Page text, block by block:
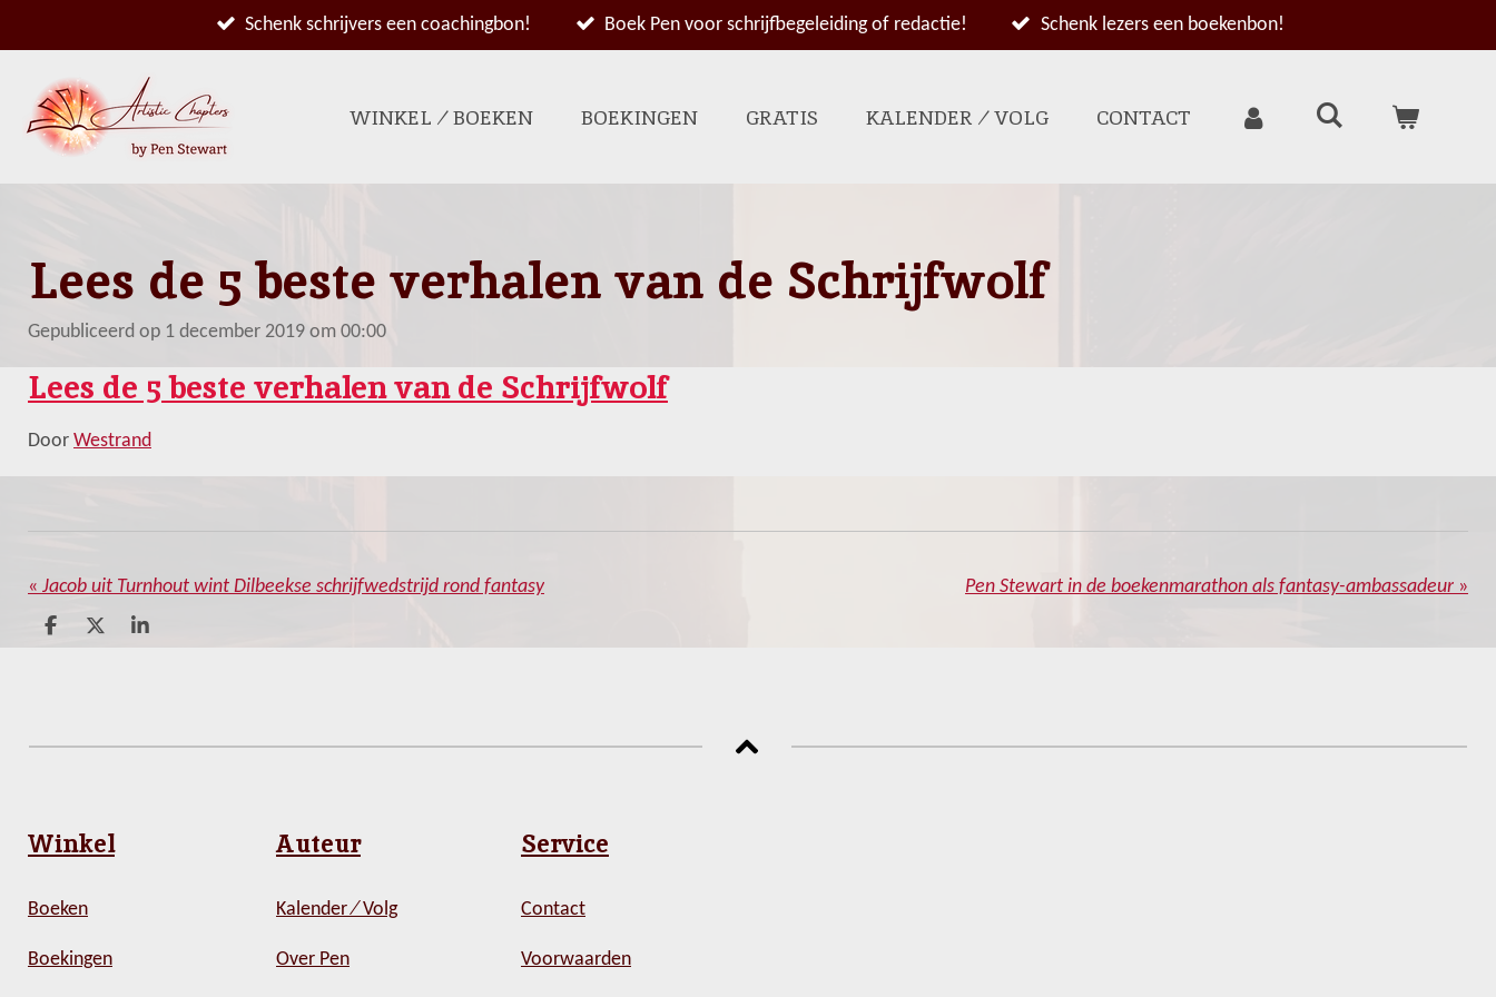
direct
naar
de
hoofdinhoud
Schenk schrijvers een coachingbon! Boek Pen voor schrijfbegeleiding of redactie! Schenk lezers een boekenbon!
WINKEL ⁄ BOEKEN BOEKINGEN GRATIS KALENDER ⁄ VOLG CONTACT
Lees de 5 beste verhalen van de Schrijfwolf
Gepubliceerd op 1 december 2019 om 00:00
Lees de 5 beste verhalen van de Schrijfwolf
Door Westrand
« Jacob uit Turnhout wint Dilbeekse schrijfwedstrijd rond fantasy Pen Stewart in de boekenmarathon als fantasy-ambassadeur »
D
e
D
S
Winkel Auteur Service
Boeken Kalender ⁄ Volg Contact
Boekingen Over Pen Voorwaarden